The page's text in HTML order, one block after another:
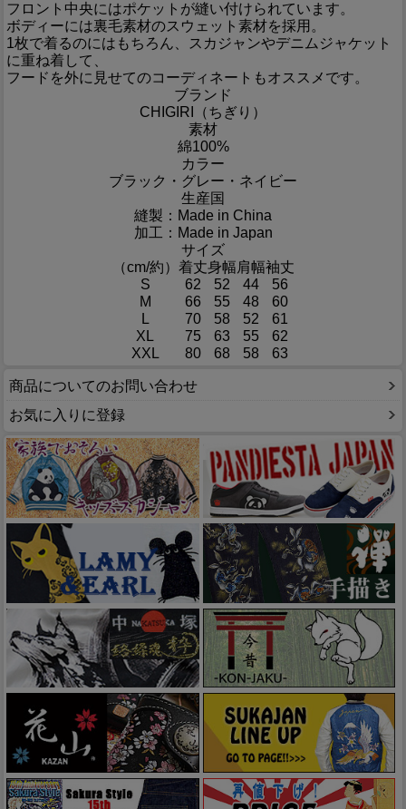
フロント中央にはポケットが縫い付けられています。
ボディーには裏毛素材のスウェット素材を採用。
1枚で着るのにはもちろん、スカジャンやデニムジャケット
に重ね着して、
フードを外に見せてのコーディネートもオススメです。
ブランド
CHIGIRI（ちぎり）
素材
綿100%
カラー
ブラック・グレー・ネイビー
生産国
縫製：Made in China
加工：Made in Japan
サイズ
（cm/約） 着丈身幅肩幅袖丈
S
62 52 44
56
M
66 55 48
60
L
70 58 52
61
XL
75 63 55
62
XXL
80 68 58 63
商品についてのお問い合わせ
お気に入りに登録